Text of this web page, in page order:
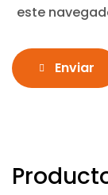
este
Enviar